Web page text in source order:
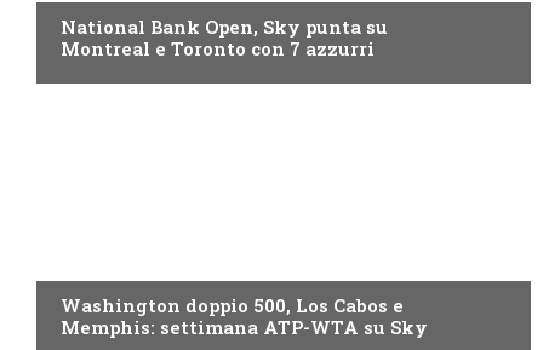
National Bank Open, Sky punta su
Montreal e Toronto con 7 azzurri
Washington doppio 500, Los Cabos e
Memphis: settimana ATP-WTA su Sky